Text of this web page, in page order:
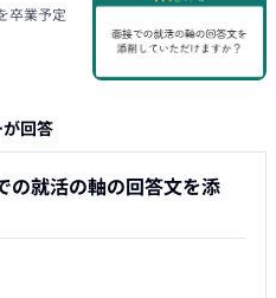
卒業予定
回答
の就活の軸の回答文を添